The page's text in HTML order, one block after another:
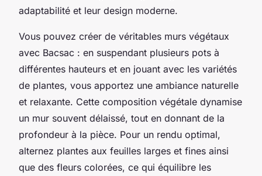
adaptabilité et leur design moderne.
Vous pouvez créer de véritables murs végétaux
avec Bacsac : en suspendant plusieurs pots à
différentes hauteurs et en jouant avec les variétés
de plantes, vous apportez une ambiance naturelle
et relaxante. Cette composition végétale dynamise
un mur souvent délaissé, tout en donnant de la
profondeur à la pièce. Pour un rendu optimal,
alternez plantes aux feuilles larges et fines ainsi
que des fleurs colorées, ce qui équilibre les